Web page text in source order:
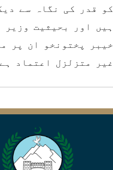
کو قدر کی نگاہ سے
ہیں اور بحیثیت وزیر
خیبر پختونخو ان پر
غیر متزلزل اعتماد ہے